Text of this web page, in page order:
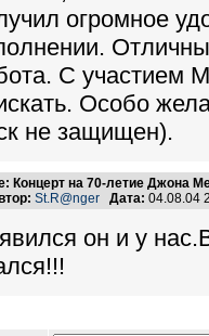
огромное
С участием
Особо
не защищен).
Концерт на 70-летие Джона
St.R@nger Дата: 04.08.04
он и у